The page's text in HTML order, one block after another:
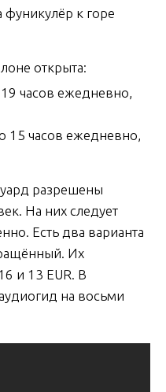
фуникулёр к горе
открыта:
часов ежедневно,
15 часов ежедневно,
разрешены
На них следует
Есть два варианта
Их
и 13 EUR. В
на восьми